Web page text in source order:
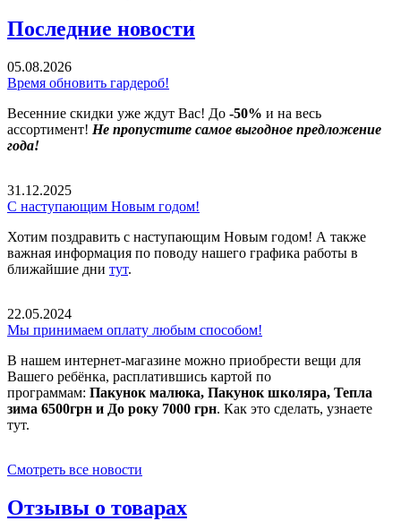
Последние новости
05.08.2026
Время обновить гардероб!
Весенние скидки уже ждут Вас! До -50% и на весь
ассортимент! Не пропустите самое выгодное предложение
года!
31.12.2025
С наступающим Новым годом!
Хотим поздравить с наступающим Новым годом! А также
важная информация по поводу нашего графика работы в
ближайшие дни тут.
22.05.2024
Мы принимаем оплату любым способом!
В нашем интернет-магазине можно приобрести вещи для
Вашего ребёнка, расплатившись картой по
программам: Пакунок малюка, Пакунок школяра, Тепла
зима 6500грн и До року 7000 грн. Как это сделать, узнаете
тут.
Смотреть все новости
Отзывы о товарах